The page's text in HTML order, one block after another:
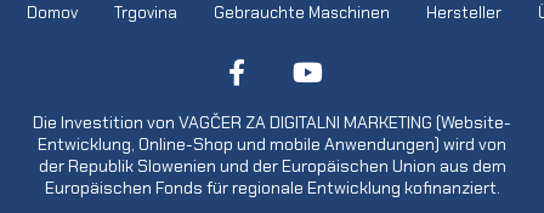
Domov Trgovina Gebrauchte Maschinen Hersteller
Die Investition von VAGČER ZA DIGITALNI MARKETING (Website-
Entwicklung, Online-Shop und mobile Anwendungen) wird von
der Republik Slowenien und der Europäischen Union aus dem
Europäischen Fonds für regionale Entwicklung kofinanziert.